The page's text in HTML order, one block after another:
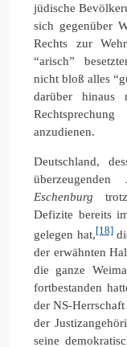
jüdische
sich gegenüber
Rechts zur
“arisch”
nicht bloß alles
darüber hinaus
anzudienen.
Deutschland,
Eschenburg
Defizite bereits
gelegen hat,[18]
der erwähnten
die ganze
fortbestanden
der NS-
der
seine